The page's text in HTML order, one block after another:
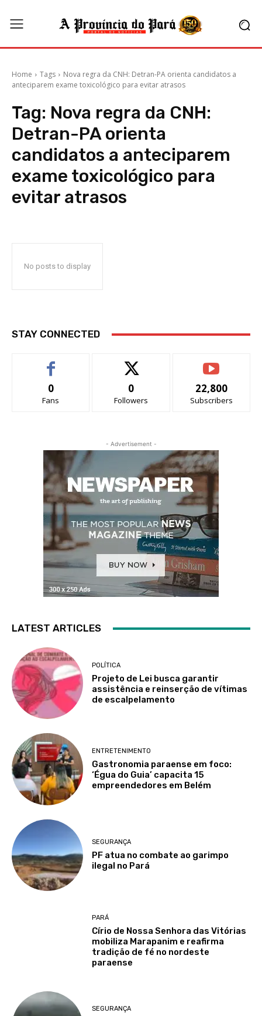
Home Tags
Nova regra da CNH: Detran-PA orienta candidatos a
anteciparem exame toxicológico para evitar atrasos
Tag: Nova regra da CNH:
Detran-PA orienta
candidatos a anteciparem
exame toxicológico para
evitar atrasos
No posts to display
STAY CONNECTED
0
Fans
0
Followers
22,800
Subscribers
- Advertisement -
LATEST ARTICLES
POLÍTICA
Projeto de Lei busca garantir
assistência e reinserção de vítimas
de escalpelamento
ENTRETENIMENTO
Gastronomia paraense em foco:
‘Égua do Guia’ capacita 15
empreendedores em Belém
SEGURANÇA
PF atua no combate ao garimpo
ilegal no Pará
PARÁ
Círio de Nossa Senhora das Vitórias
mobiliza Marapanim e reafirma
tradição de fé no nordeste
paraense
SEGURANÇA